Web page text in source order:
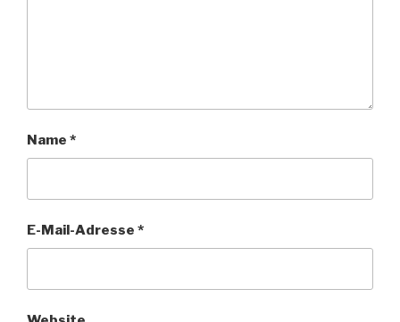
Name *
E-Mail-Adresse *